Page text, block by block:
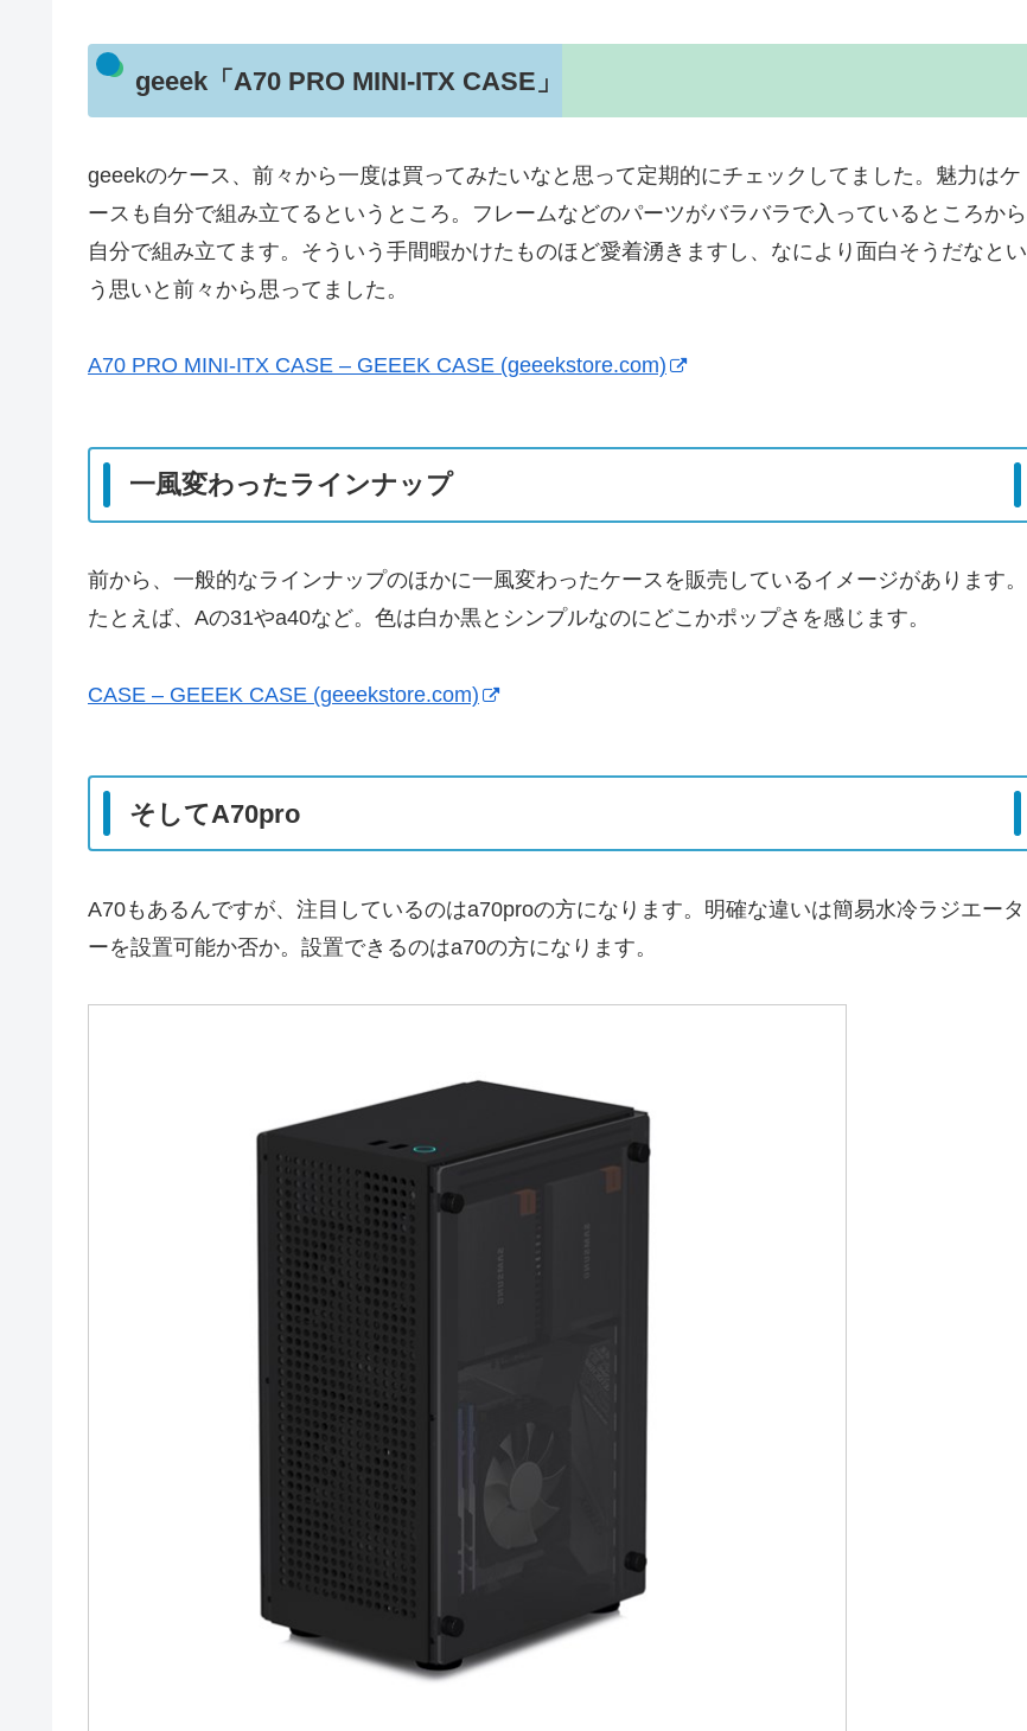
geeek「A70 PRO MINI-ITX CASE」
geeekのケース、前々から一度は買ってみたいなと思って定期的にチェックしてました。魅力はケ
ースも自分で組み立てるというところ。フレームなどのパーツがバラバラで入っているところから
自分で組み立てます。そういう手間暇かけたものほど愛着湧きますし、なにより面白そうだなとい
う思いと前々から思ってました。
A70 PRO MINI-ITX CASE – GEEEK CASE (geeekstore.com)
一風変わったラインナップ
前から、一般的なラインナップのほかに一風変わったケースを販売しているイメージがあります。
たとえば、Aの31やa40など。色は白か黒とシンプルなのにどこかポップさを感じます。
CASE – GEEEK CASE (geeekstore.com)
そしてA70pro
A70もあるんですが、注目しているのはa70proの方になります。明確な違いは簡易水冷ラジエータ
ーを設置可能か否か。設置できるのはa70の方になります。